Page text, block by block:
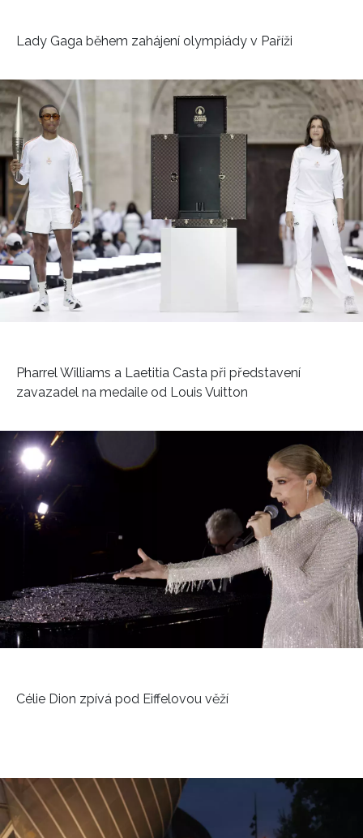
Lady Gaga během zahájení olympiády v Paříži
Pharrel Williams a Laetitia Casta při představení
zavazadel na medaile od Louis Vuitton
Célie Dion zpívá pod Eiffelovou věží